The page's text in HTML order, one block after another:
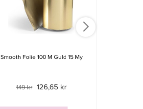
Smooth Folie 100 M Guld 15 My
149 kr 126,65 kr